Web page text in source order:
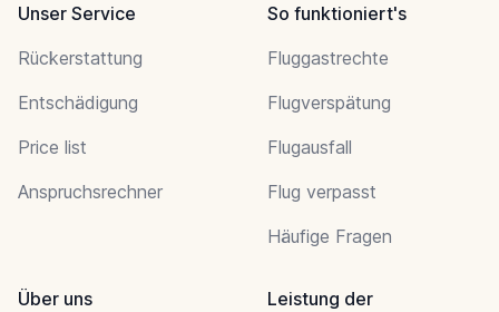
Unser Service
Rückerstattung
Entschädigung
Price list
Anspruchsrechner
So funktioniert's
Fluggastrechte
Flugverspätung
Flugausfall
Flug verpasst
Häufige Fragen
Über uns
Leistung der